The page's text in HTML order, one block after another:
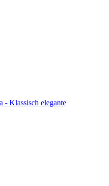
- Klassisch elegante